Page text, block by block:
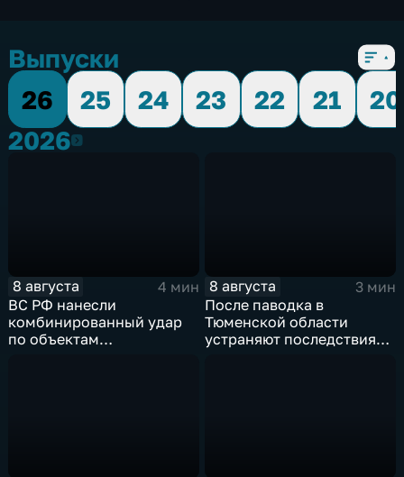
Выпуски
26
25 24 23 22 21
20
20262026
8 августа
4 мин
ВС РФ нанесли
комбинированный удар
по объектам
8 августа
3 мин
После паводка в
Тюменской области
устраняют последствия